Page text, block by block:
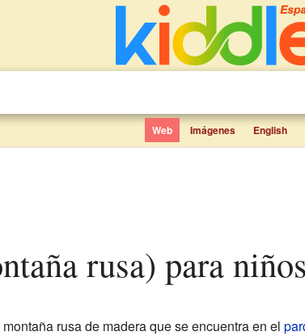
Web Imágenes English
rusa) para niños
rusa de madera que se encuentra en el